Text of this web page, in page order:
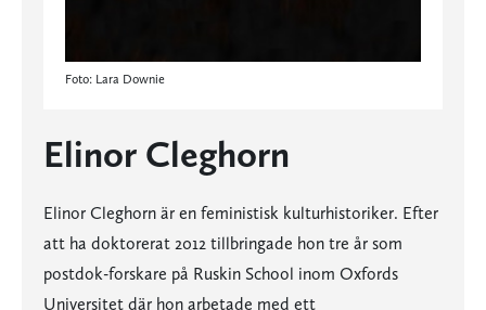
Foto: Lara Downie
Elinor Cleghorn
Elinor Cleghorn är en feministisk kulturhistoriker. Efter
att ha doktorerat 2012 tillbringade hon tre år som
postdok-forskare på Ruskin School inom Oxfords
Universitet där hon arbetade med ett